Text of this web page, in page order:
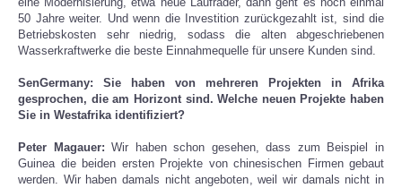
50 Jahre weiter. Und wenn die Investition zurückgezahlt ist, sind die
Betriebskosten sehr niedrig, sodass die alten abgeschriebenen
Wasserkraftwerke die beste Einnahmequelle für unsere Kunden sind.
SenGermany: Sie haben von mehreren Projekten in Afrika
gesprochen, die am Horizont sind. Welche neuen Projekte haben
Sie in Westafrika identifiziert?
Peter Magauer: Wir haben schon gesehen, dass zum Beispiel in
Guinea die beiden ersten Projekte von chinesischen Firmen gebaut
werden. Wir haben damals nicht angeboten, weil wir damals nicht in